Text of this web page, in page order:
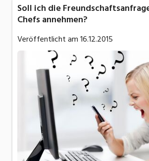
Soll ich die
Chefs annehmen?
Veröffentlicht am16.12.2015